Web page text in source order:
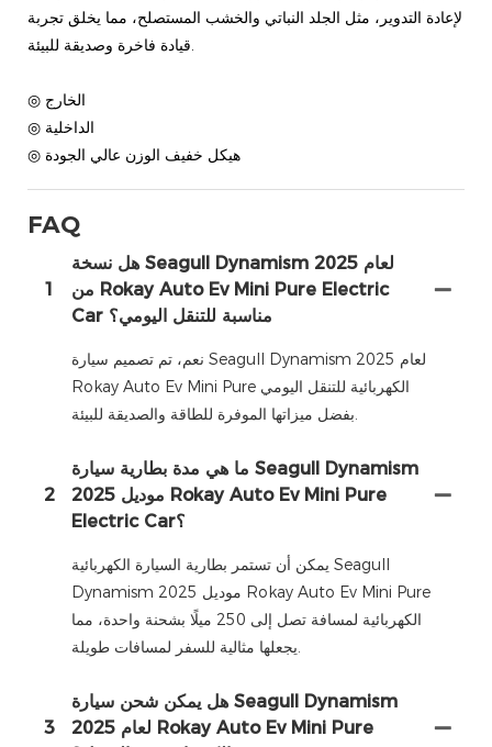
لإعادة التدوير، مثل الجلد النباتي والخشب المستصلح، مما يخلق تجربة
قيادة فاخرة وصديقة للبيئة.
◎ الداخلية
◎ هيكل خفيف الوزن عالي الجودة
FAQ
1
هل نسخة Seagull Dynamism لعام 2025
من Rokay Auto Ev Mini Pure Electric
Car مناسبة للتنقل اليومي؟
نعم، تم تصميم سيارة Seagull Dynamism لعام 2025
Rokay Auto Ev Mini Pure الكهربائية للتنقل اليومي
2
ما هي مدة بطارية سيارة Seagull Dynamism
موديل 2025 Rokay Auto Ev Mini Pure
Electric Car؟
يمكن أن تستمر بطارية السيارة الكهربائية Seagull
Dynamism موديل 2025 Rokay Auto Ev Mini Pure
الكهربائية لمسافة تصل إلى 250 ميلًا بشحنة واحدة، مما
3
هل يمكن شحن سيارة Seagull Dynamism
لعام 2025 Rokay Auto Ev Mini Pure